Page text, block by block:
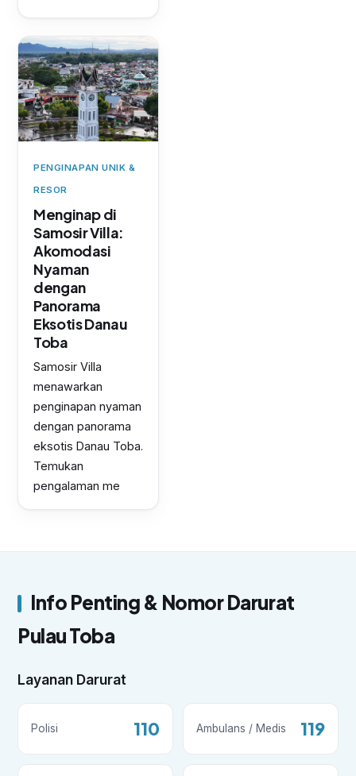
PENGINAPAN UNIK &
RESOR
Menginap di
Samosir Villa:
Akomodasi
Nyaman
dengan
Panorama
Eksotis Danau
Toba
Samosir Villa
menawarkan
penginapan nyaman
dengan panorama
eksotis Danau Toba.
Temukan
pengalaman me
Info Penting & Nomor Darurat
Pulau Toba
Layanan Darurat
Polisi 110 Ambulans / Medis 119